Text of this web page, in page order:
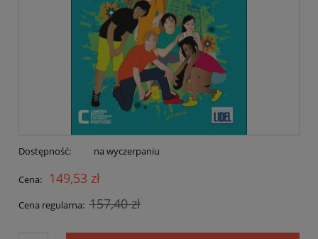
Dostępność: na wyczerpaniu
Cena: 149,53 zł
Cena regularna: 157,40 zł